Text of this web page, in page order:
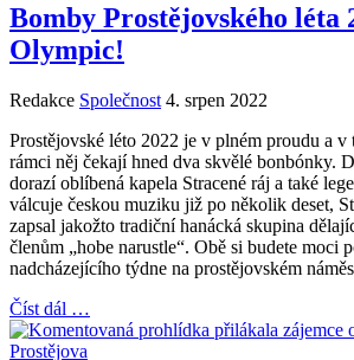
Bomby Prostějovského léta
Olympic!
Redakce Společnost 4. srpen 2022
Prostějovské léto 2022 je v plném proudu a v
rámci něj čekají hned dva skvělé bonbónky.
dorazí oblíbená kapela Stracené ráj a také
válcuje českou muziku již po několik deset,
zapsal jakožto tradiční hanácká skupina
členům „hobe narustle“. Obě si budete moci
nadcházejícího týdne na prostějovském
Číst dál …